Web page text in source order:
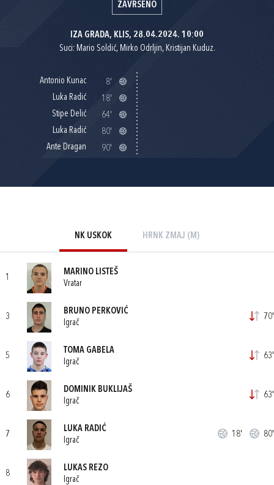
ZAVRŠENO
IZA GRADA, KLIS, 28.04.2024. 10:00
Suci: Mario Soldić, Mirko Odrljin, Kristijan Kuduz.
Antonio Kunac
8'
Luka Radić
18'
Stipe Delić
64'
Luka Radić
80'
Ante Dragan
90'
NK USKOK HRNK ZMAJ (M)
1
MARINO LISTEŠ
Vratar
3
BRUNO PERKOVIĆ
Igrač
70'
5
TOMA GABELA
Igrač
63'
6
DOMINIK BUKLIJAŠ
Igrač
63'
7
LUKA RADIĆ
Igrač
18' 80'
8
LUKAS REZO
Igrač